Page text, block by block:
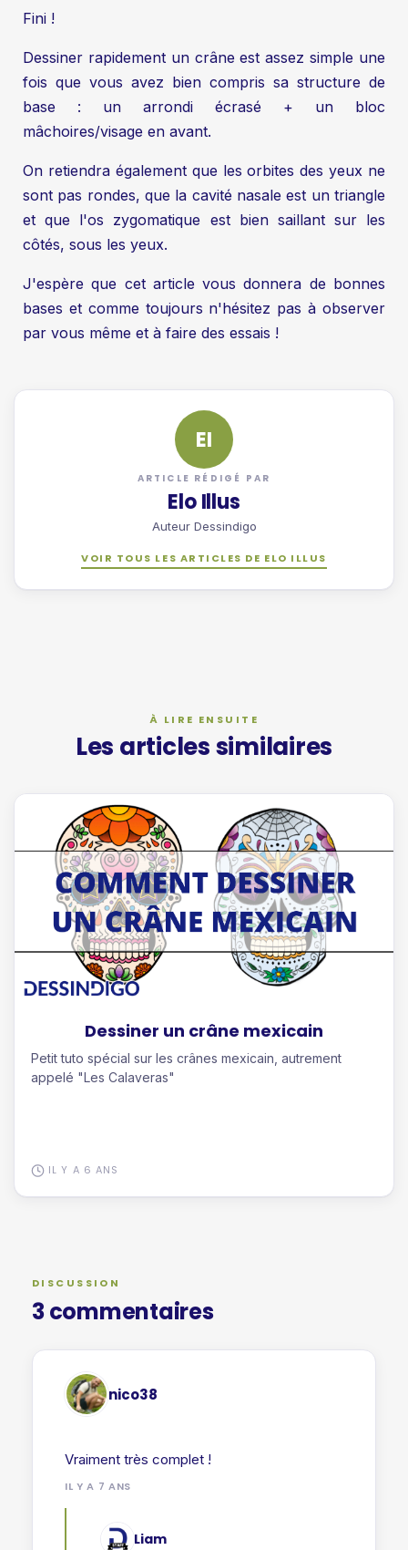
Fini !
Dessiner rapidement un crâne est assez simple une
fois que vous avez bien compris sa structure de
base : un arrondi écrasé + un bloc
mâchoires/visage en avant.
On retiendra également que les orbites des yeux ne
sont pas rondes, que la cavité nasale est un triangle
et que l'os zygomatique est bien saillant sur les
côtés, sous les yeux.
J'espère que cet article vous donnera de bonnes
bases et comme toujours n'hésitez pas à observer
par vous même et à faire des essais !
EI
ARTICLE RÉDIGÉ PAR
Elo Illus
Auteur Dessindigo
VOIR TOUS LES ARTICLES DE ELO ILLUS
Les articles similaires
Dessiner un crâne mexicain
Petit tuto spécial sur les crânes mexicain, autrement
appelé "Les Calaveras"
IL Y A 6 ANS
DISCUSSION
3 commentaires
nico38
IL Y A 7 ANS
Liam